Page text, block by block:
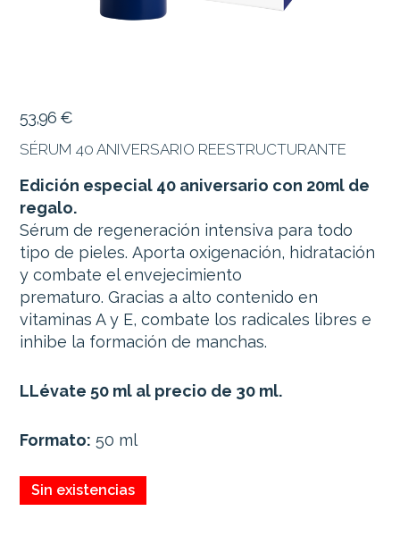
53,96 €
SÉRUM 40 ANIVERSARIO REESTRUCTURANTE
Edición especial 40 aniversario con 20ml de
regalo.
Sérum de regeneración intensiva para todo
tipo de pieles. Aporta oxigenación, hidratación
y combate el envejecimiento
prematuro. Gracias a alto contenido en
vitaminas A y E, combate los radicales libres e
inhibe la formación de manchas.
LLévate 50 ml al precio de 30 ml.
Formato: 50 ml
Sin existencias